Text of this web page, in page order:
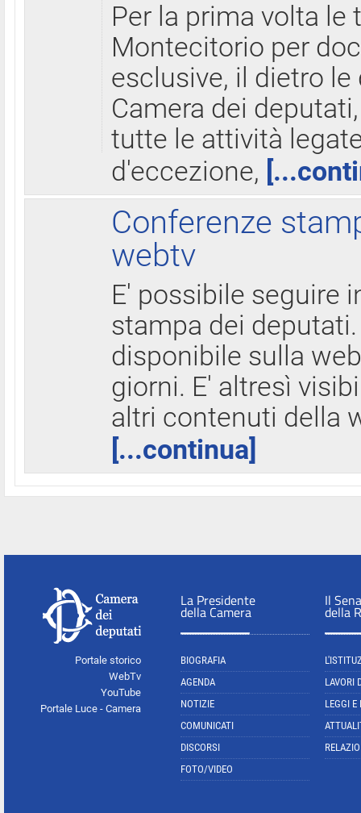
Per la prima volta le
Montecitorio per
esclusive, il dietro
Camera dei
tutte le attività
d'eccezione,
Conferenze
webtv
E' possibile seguire
stampa dei
disponibile sulla
giorni. E' altresì
altri contenuti della
[...continua]
Portale storico
WebTv
YouTube
Portale Luce - Camera
La Presidente
della Camera
BIOGRAFIA
AGENDA
NOTIZIE
COMUNICATI
DISCORSI
FOTO/VIDEO
Il
della
LAVORI
LEGGI E